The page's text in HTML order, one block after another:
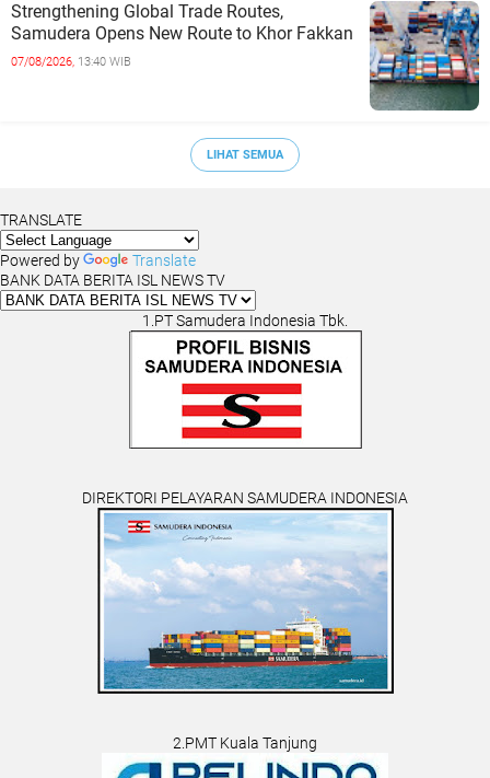
Strengthening Global Trade Routes,
Samudera Opens New Route to Khor Fakkan
07/08/2026, 13:40 WIB
LIHAT SEMUA
TRANSLATE
Powered by
Translate
BANK DATA BERITA ISL NEWS TV
1.PT Samudera Indonesia Tbk.
DIREKTORI PELAYARAN SAMUDERA INDONESIA
2.PMT Kuala Tanjung